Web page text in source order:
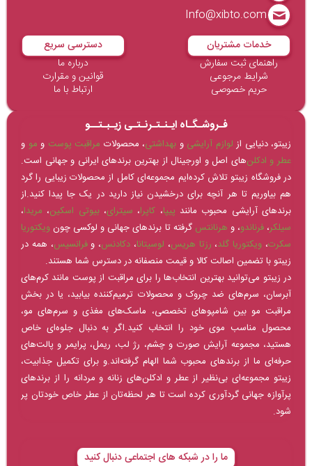
Info@xibto.com
خدمات مشتریان
راهنمای ثبت سفارش
شرایط مرجوعی
حریم خصوصی
دسترسی سریع
درباره ما
قوانین و مقرارت
ارتباط با ما
فـروشـگـاه ایـنـتـرنـتـی زیـبـتــو
زیبتو، دنیایی از لوازم آرایشی و بهداشتی، محصولات مراقبت پوست و مو و
عطر و ادکلن‌های اصل و اورجینال از بهترین برندهای ایرانی و جهانی است.
در فروشگاه زیبتو تلاش کرده‌ایم مجموعه‌ای کامل از محصولات زیبایی را گرد
هم بیاوریم تا هر آنچه برای درخشیدن نیاز دارید در یک جا پیدا کنید.از
برندهای آرایشی محبوب مانند پیپا، کاپرا، سیترای،بیوتی اسکین، مریدا،
سیلکر،فرناندو، و هرنانتس گرفته تا برندهای جهانی و لوکسی چونویکتوریا
سکرت، ویکتوریا گلد، رزتا هریس، لوسیتانا، دکادنس، وفرانسیس، همه در
زیبتو با تضمین اصالت کالا و قیمت منصفانه در دسترس شما هستند.
در زیبتو می‌توانید بهترین انتخاب‌ها را برای مراقبت از پوست مانند کرم‌های
آبرسان، سرم‌های ضد چروک و محصولات ترمیم‌کننده بیابید، یا در بخش
مراقبت مو بین شامپوهای تخصصی، ماسک‌های مغذی و سرم‌های مو،
محصول مناسب موی خود را انتخاب کنید.اگر به دنبال جلوه‌ای خاص
هستید، مجموعه آرایش صورت و چشم، رژ لب، ریمل، پرایمر و پالت‌های
حرفه‌ای ما از برندهای محبوب شما الهام گرفته‌اند.و برای تکمیل جذابیت،
زیبتو مجموعه‌ای بی‌نظیر از عطر و ادکلن‌های زنانه و مردانه را از برندهای
پرآوازه جهانی گردآوری کرده است تا هر لحظه‌تان از عطر خاص خودتان پر
شود.
ما را در شبکه های اجتماعی دنبال کنید